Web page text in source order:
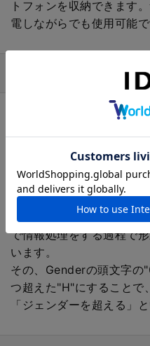
トフォンを収納できます
電しながらでも使用可能で
Hender Scheme (エンダ
Schemeとは、心理学用
ースキーマ)"からの造語
す"SEX"という言葉に対
化的な性差を意味し、
で情報処理をする過程で
います。
その、Genderの頭文字の
つ超えた"H"にすることで
「ジェンダーを超える」